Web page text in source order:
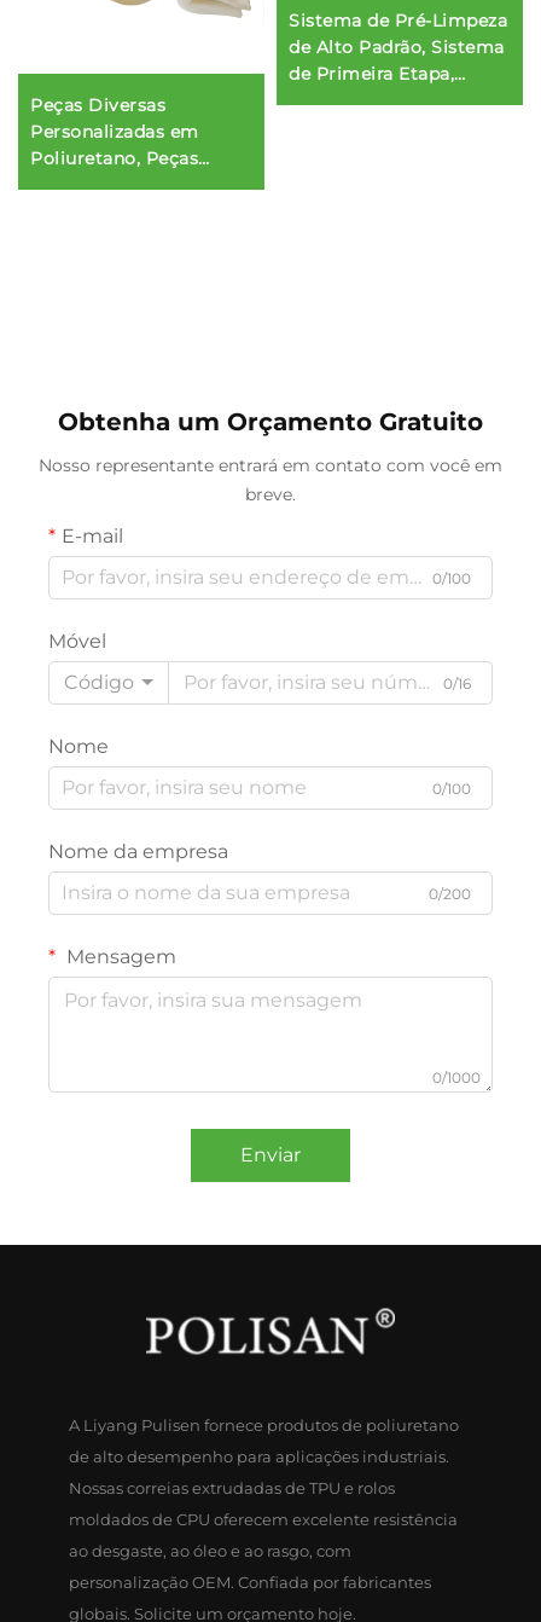
Peças Diversas
Personalizadas em
Poliuretano, Peças
Moldadas e Extrudadas
Sistema de Pré-Limpeza
de Alto Padrão, Sistema
de Primeira Etapa,
Raspador Leve Primário
Obtenha um Orçamento Gratuito
Nosso representante entrará em contato com você em
breve.
E-mail
0/100
Móvel
Código
0/16
Nome
0/100
Nome da empresa
0/200
Mensagem
0/1000
Enviar
A Liyang Pulisen fornece produtos de poliuretano
de alto desempenho para aplicações industriais.
Nossas correias extrudadas de TPU e rolos
moldados de CPU oferecem excelente resistência
ao desgaste, ao óleo e ao rasgo, com
personalização OEM. Confiada por fabricantes
globais. Solicite um orçamento hoje.